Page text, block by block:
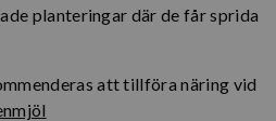
planteringar där de får sprida
att tillföra näring vid